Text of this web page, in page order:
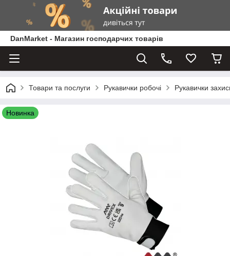
DanMarket - Магазин господарчих товарів
Товари та послуги Рукавички робочі Рукавички
Новинка